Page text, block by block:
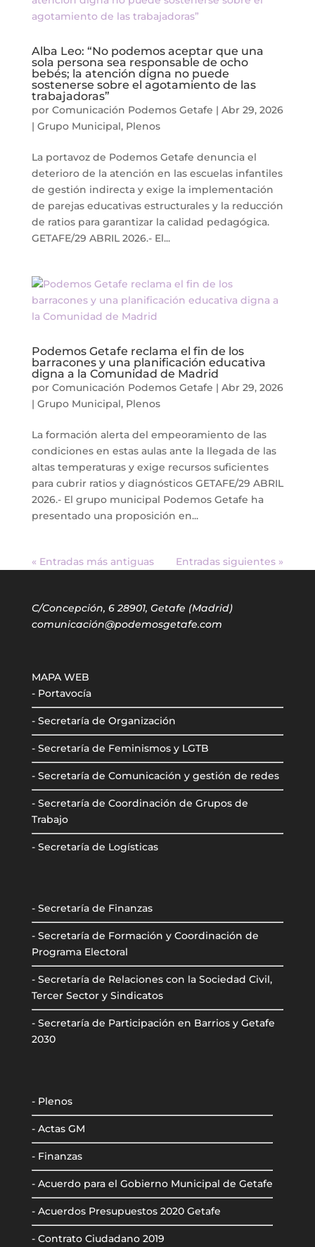
Alba Leo: “No podemos aceptar que una
sola persona sea responsable de ocho
bebés; la atención digna no puede
sostenerse sobre el agotamiento de las
trabajadoras”
por Comunicación Podemos Getafe | Abr 29, 2026
| Grupo Municipal, Plenos
La portavoz de Podemos Getafe denuncia el
deterioro de la atención en las escuelas infantiles
de gestión indirecta y exige la implementación
de parejas educativas estructurales y la reducción
de ratios para garantizar la calidad pedagógica.
GETAFE/29 ABRIL 2026.- El...
Podemos Getafe reclama el fin de los
barracones y una planificación educativa
digna a la Comunidad de Madrid
por Comunicación Podemos Getafe | Abr 29, 2026
| Grupo Municipal, Plenos
La formación alerta del empeoramiento de las
condiciones en estas aulas ante la llegada de las
altas temperaturas y exige recursos suficientes
para cubrir ratios y diagnósticos GETAFE/29 ABRIL
2026.- El grupo municipal Podemos Getafe ha
presentado una proposición en...
« Entradas más antiguas Entradas siguientes »
C/Concepción, 6 28901, Getafe (Madrid)
comunicación@podemosgetafe.com
MAPA WEB
- Portavocía
- Secretaría de Organización
- Secretaría de Feminismos y LGTB
- Secretaría de Comunicación y gestión de redes
- Secretaría de Coordinación de Grupos de
Trabajo
- Secretaría de Logísticas
- Secretaría de Finanzas
- Secretaría de Formación y Coordinación de
Programa Electoral
- Secretaría de Relaciones con la Sociedad Civil,
Tercer Sector y Sindicatos
- Secretaría de Participación en Barrios y Getafe
2030
- Plenos
- Actas GM
- Finanzas
- Acuerdo para el Gobierno Municipal de Getafe
- Acuerdos Presupuestos 2020 Getafe
- Contrato Ciudadano 2019